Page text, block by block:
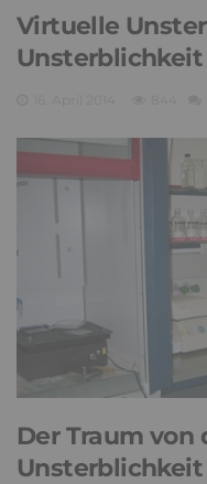
Virtuelle
Unsterblichkeit
Der Traum von
Unsterblichkeit